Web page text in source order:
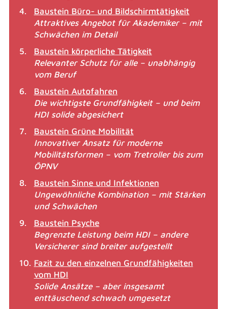
Baustein Büro- und Bildschirmtätigkeit
Attraktives Angebot für Akademiker – mit
Schwächen im Detail
Baustein körperliche Tätigkeit
Relevanter Schutz für alle – unabhängig
vom Beruf
Baustein Autofahren
Die wichtigste Grundfähigkeit – und beim
HDI solide abgesichert
Baustein Grüne Mobilität
Innovativer Ansatz für moderne
Mobilitätsformen – vom Tretroller bis zum
ÖPNV
Baustein Sinne und Infektionen
Ungewöhnliche Kombination – mit Stärken
und Schwächen
Baustein Psyche
Begrenzte Leistung beim HDI – andere
Versicherer sind breiter aufgestellt
Fazit zu den einzelnen Grundfähigkeiten
vom HDI
Solide Ansätze – aber insgesamt
enttäuschend schwach umgesetzt